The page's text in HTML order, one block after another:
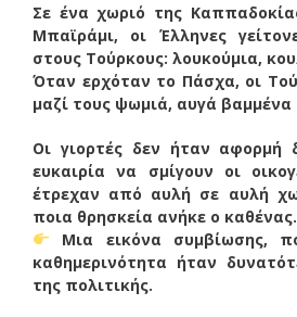
Σε ένα χωριό της
Μπαϊράμι, οι Έλληνες
στους Τούρκους: λουκούμια,
Όταν ερχόταν το Πάσχα, οι
μαζί τους ψωμιά, αυγά βαμμένα
Οι γιορτές δεν ήταν αφορμή
ευκαιρία να σμίγουν οι
έτρεχαν από αυλή σε αυλή
ποια θρησκεία ανήκε ο καθένας.
Μια εικόνα συμβίωσης,
καθημερινότητα ήταν
της πολιτικής.